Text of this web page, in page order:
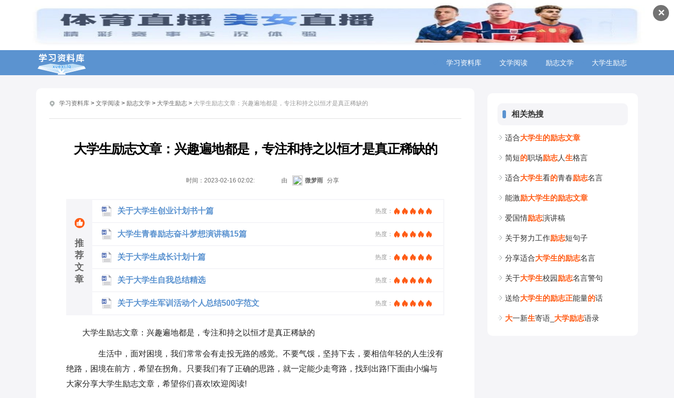
✕
学习资料库 文学阅读 励志文学 大学生励志
学习资料库 > 文学阅读 > 励志文学 > 大学生励志 > 大学生励志文章：兴趣遍地都是，专注和持之以恒才是真正稀缺的
大学生励志文章：兴趣遍地都是，专注和持之以恒才是真正稀缺的
时间： 2023-02-16 02:02:21 由 微梦雨 分享
推
荐
文
章
关于大学生创业计划书十篇 热度：
大学生青春励志奋斗梦想演讲稿15篇 热度：
关于大学生成长计划十篇 热度：
关于大学生自我总结精选 热度：
关于大学生军训活动个人总结500字范文 热度：
大学生励志文章：兴趣遍地都是，专注和持之以恒才是真正稀缺的
生活中，面对困境，我们常常会有走投无路的感觉。不要气馁，坚持下去，要相信年轻的人生没有
绝路，困境在前方，希望在拐角。只要我们有了正确的思路，就一定能少走弯路，找到出路!下面由小编与
大家分享大学生励志文章，希望你们喜欢!欢迎阅读!
相关热搜
适合大学生的励志文章
简短的职场励志人生格言
适合大学生看的青春励志名言
能激励大学生的励志文章
爱国情励志演讲稿
关于努力工作励志短句子
分享适合大学生的励志名言
关于大学生校园励志名言警句
送给大学生的励志正能量的话
大一新生寄语_ 大学励志语录
学生爱国励志演讲稿
关于分享朋友圈的工作励志文章
分享培训工作的励志语句
关于努力工作励志正能量句子
暖心工作励志的句子说说
关于职场努力向上的励志文章